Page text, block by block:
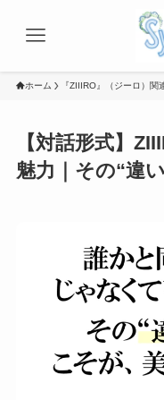
ホーム 『ZIIIRO』（ジーロ）関
【対話形式】
魅力｜その“違